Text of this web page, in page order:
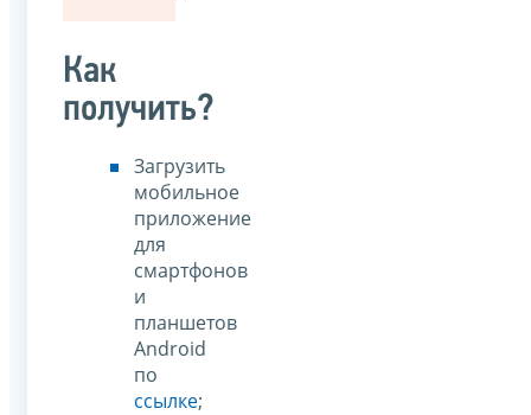
Как
получить?
Загрузить
мобильное
приложение
для
смартфонов
и
планшетов
Android
по
ссылке;